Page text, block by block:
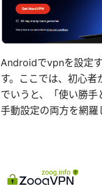
Androidでvpnを設定
す。ここでは、初心
でいうと、「使い勝手
手動設定の両方を網羅